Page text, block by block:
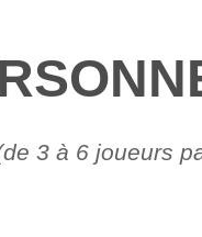
3 à 6 joueurs